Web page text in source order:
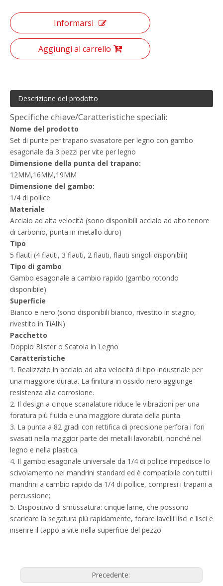
Informarsi
Aggiungi al carrello
Descrizione del prodotto
Specifiche chiave/Caratteristiche speciali:
Nome del prodotto
Set di punte per trapano svasatore per legno con gambo
esagonale da 3 pezzi per vite per legno
Dimensione della punta del trapano:
12MM,16MM,19MM
Dimensione del gambo:
1/4 di pollice
Materiale
Acciaio ad alta velocità (sono disponibili acciaio ad alto tenore
di carbonio, punta in metallo duro)
Tipo
5 flauti (4 flauti, 3 flauti, 2 flauti, flauti singoli disponibili)
Tipo di gambo
Gambo esagonale a cambio rapido (gambo rotondo
disponibile)
Superficie
Bianco e nero (sono disponibili bianco, rivestito in stagno,
rivestito in TiAlN)
Pacchetto
Doppio Blister o Scatola in Legno
Caratteristiche
1. Realizzato in acciaio ad alta velocità di tipo industriale per
una maggiore durata. La finitura in ossido nero aggiunge
resistenza alla corrosione.
2. Il design a cinque scanalature riduce le vibrazioni per una
foratura più fluida e una maggiore durata della punta.
3. La punta a 82 gradi con rettifica di precisione perfora i fori
svasati nella maggior parte dei metalli lavorabili, nonché nel
legno e nella plastica.
4. Il gambo esagonale universale da 1/4 di pollice impedisce lo
scivolamento nei mandrini standard ed è compatibile con tutti i
mandrini a cambio rapido da 1/4 di pollice, compresi i trapani a
percussione;
5. Dispositivo di smussatura: cinque lame, che possono
scaricare la segatura più rapidamente, forare lavelli lisci e lisci e
inserire il tappo a vite nella superficie del pezzo.
Precedente: